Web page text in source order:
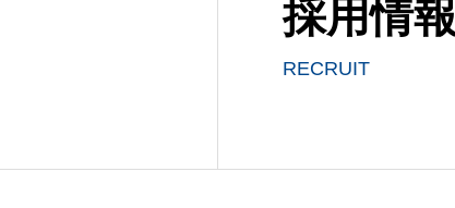
採用情報
RECRUIT